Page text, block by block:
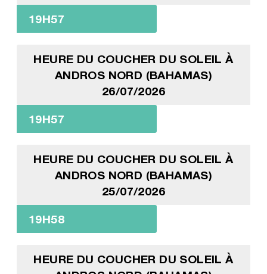
19H57
HEURE DU COUCHER DU SOLEIL À
ANDROS NORD (BAHAMAS)
26/07/2026
19H57
HEURE DU COUCHER DU SOLEIL À
ANDROS NORD (BAHAMAS)
25/07/2026
19H58
HEURE DU COUCHER DU SOLEIL À